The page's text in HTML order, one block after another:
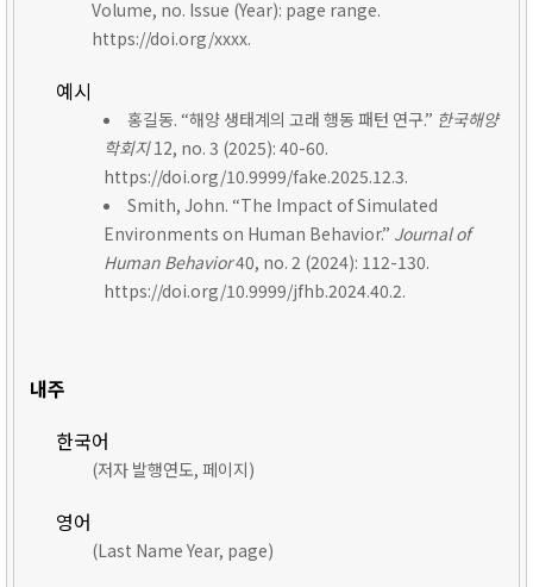
Volume, no. Issue (Year): page range.
https://doi.org/xxxx.
예시
홍길동. “해양 생태계의 고래 행동 패턴 연구.” 한국해양
학회지12, no. 3 (2025): 40-60.
https://doi.org/10.9999/fake.2025.12.3.
Smith, John. “The Impact of Simulated
Environments on Human Behavior.” Journal of
Human Behavior40, no. 2 (2024): 112-130.
https://doi.org/10.9999/jfhb.2024.40.2.
내주
한국어
(저자 발행연도, 페이지)
영어
(Last Name Year, page)